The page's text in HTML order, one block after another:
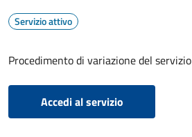
Servizio attivo
Procedimento di variazione del servizio
Accedi al servizio